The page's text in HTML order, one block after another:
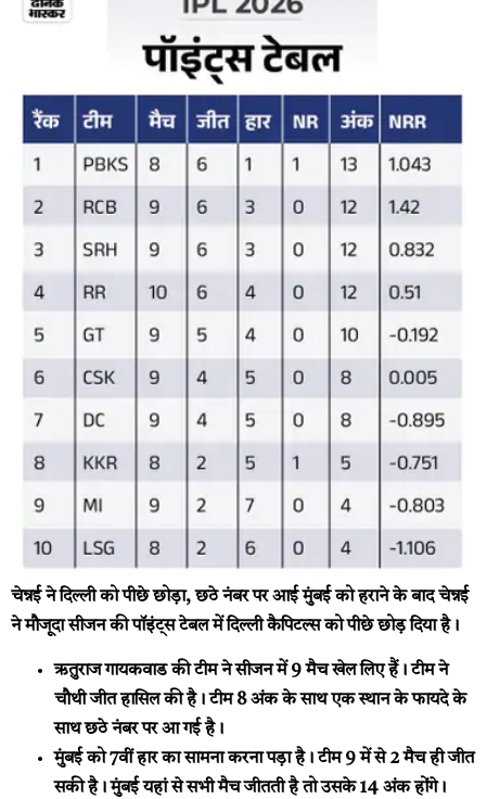
चेन्नई ने दिल्ली को पीछे छोड़ा, छठे नंबर पर आईमुंबई को हराने के बाद चेन्नई
ने मौजूदा सीजन की पॉइंट्स टेबल में दिल्ली कैपिटल्स को पीछे छोड़ दिया है।
ऋतुराज गायकवाड की टीम ने सीजन में 9 मैच खेल लिए हैं। टीम ने
चौथी जीत हासिल की है। टीम 8 अंक के साथ एक स्थान के फायदे के
साथ छठे नंबर पर आ गई है।
मुंबई को 7वीं हार का सामना करना पड़ा है। टीम 9 में से 2 मैच ही जीत
सकी है। मुंबई यहां से सभी मैच जीतती है तो उसके 14 अंक होंगे।